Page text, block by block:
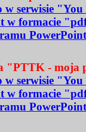
w serwisie "You
w formacie
PowerPoint
"PTTK - moja
w serwisie "You
w formacie
PowerPoint